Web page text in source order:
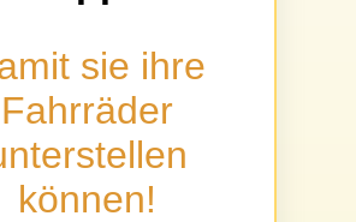
sie ihre
Fahrräder
können!